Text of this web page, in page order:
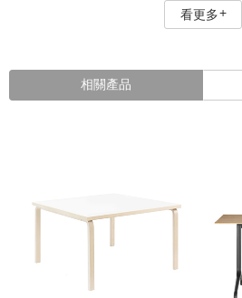
看更多
相關產品